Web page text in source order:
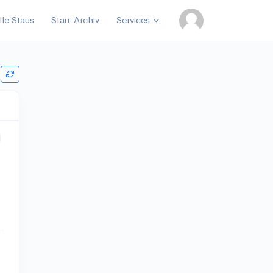
Staus Stau-Archiv Services